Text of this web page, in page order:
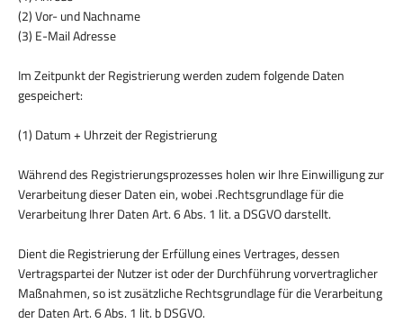
(2) Vor- und Nachname
(3) E-Mail Adresse
Im Zeitpunkt der Registrierung werden zudem folgende Daten
gespeichert:
(1) Datum + Uhrzeit der Registrierung
Während des Registrierungsprozesses holen wir Ihre Einwilligung zur
Verarbeitung dieser Daten ein, wobei .Rechtsgrundlage für die
Verarbeitung Ihrer Daten Art. 6 Abs. 1 lit. a DSGVO darstellt.
Dient die Registrierung der Erfüllung eines Vertrages, dessen
Vertragspartei der Nutzer ist oder der Durchführung vorvertraglicher
Maßnahmen, so ist zusätzliche Rechtsgrundlage für die Verarbeitung
der Daten Art. 6 Abs. 1 lit. b DSGVO.